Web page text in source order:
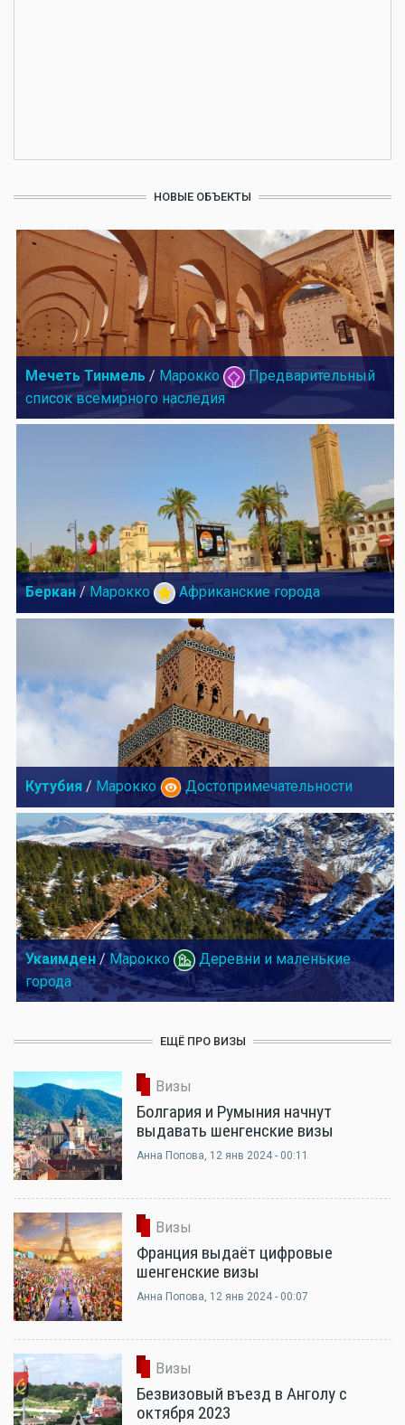
НОВЫЕ ОБЪЕКТЫ
Мечеть Тинмель / Марокко
Предварительный
список всемирного наследия
Беркан / Марокко Африканские города
Кутубия / Марокко Достопримечательности
Укаимден/ Марокко
Деревни и маленькие
города
ЕЩЁ ПРО ВИЗЫ
Визы
Болгария и Румыния начнут
выдавать шенгенские визы
Анна Попова, 12 янв 2024 - 00:11
Визы
Франция выдаёт цифровые
шенгенские визы
Анна Попова, 12 янв 2024 - 00:07
Визы
Безвизовый въезд в Анголу с
октября 2023